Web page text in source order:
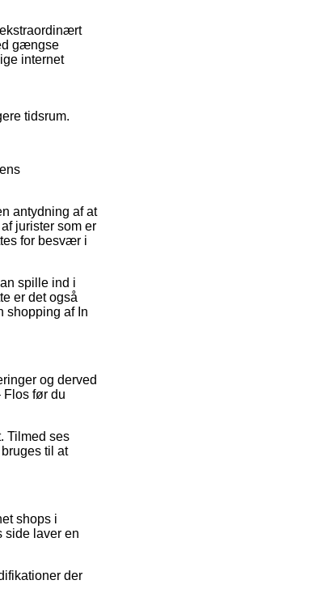
gængse
internet
tidsrum.
antydning af at
jurister som er
for besvær i
spille ind i
er det også
shopping af In
og derved
Flos før du
Tilmed ses
til at
shops i
side laver en
der